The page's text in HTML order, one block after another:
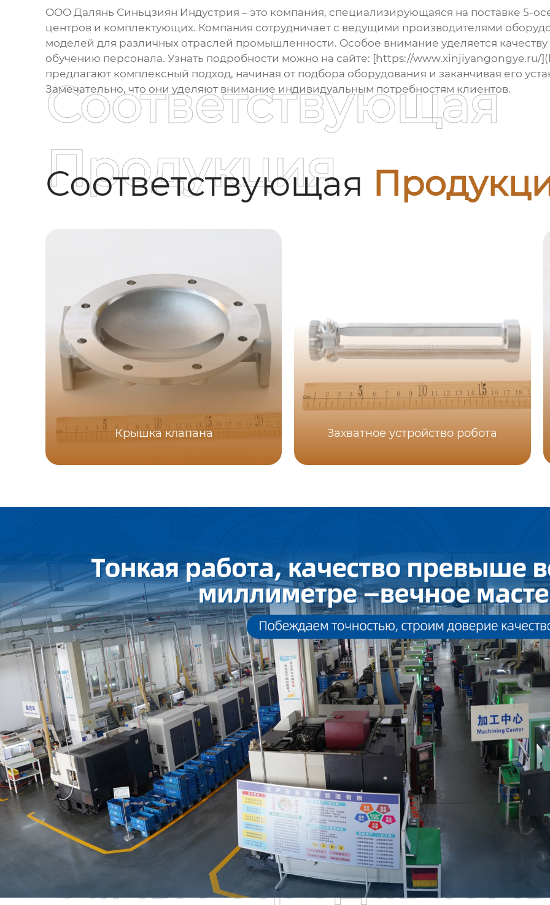
ООО Далянь Синьцзиян Индустрия – это компания, специализирующаяся на поставке 5-
центрови комплектующих. Компания сотрудничает с ведущими производителями
моделей для различных отраслей промышленности. Особое внимание уделяется
обучению персонала. Узнать подробности можно на сайте: [https://
предлагают комплексный подход, начиная от подбора оборудования и заканчивая его
Замечательно, что они уделяют внимание индивидуальным потребностям клиентов.
Соответствующая
Соответствующая
Продукция
Крышка клапана Захватное устройство робота
Самые